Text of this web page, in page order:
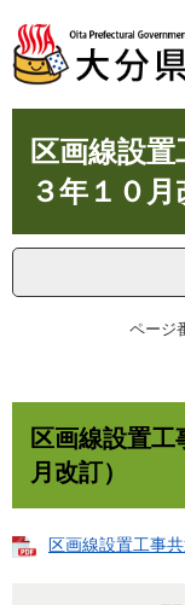
ジ
先
ュ
を
本
へ
区画線設
３年１０月
ページ
区画線設置工
月改訂）
区画線設置工事